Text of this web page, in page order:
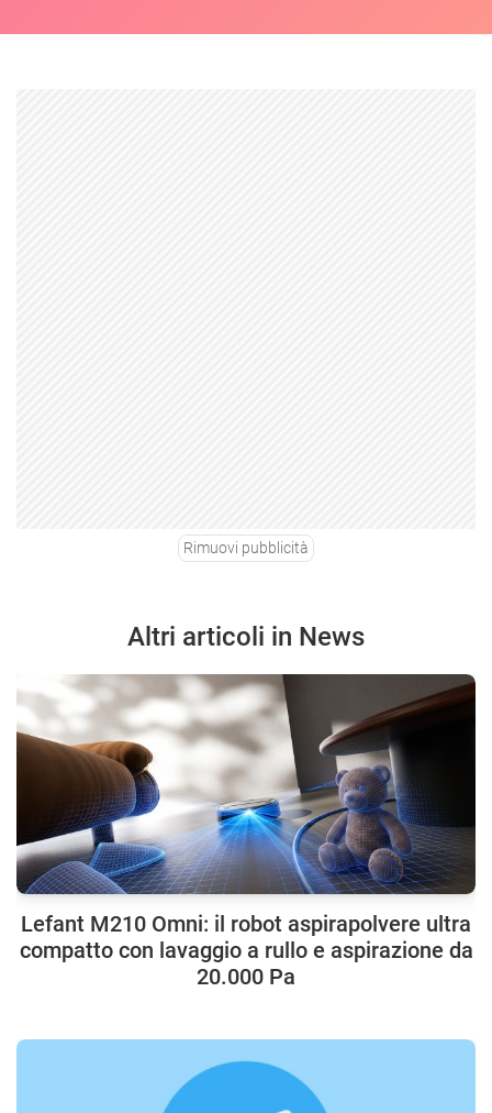
Rimuovi pubblicità
Altri articoli in News
Lefant M210 Omni: il robot aspirapolvere ultra
compatto con lavaggio a rullo e aspirazione da
20.000 Pa